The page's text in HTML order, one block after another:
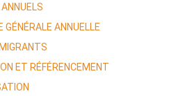
GÉNÉRALE ANNUELLE
ET RÉFÉRENCEMENT